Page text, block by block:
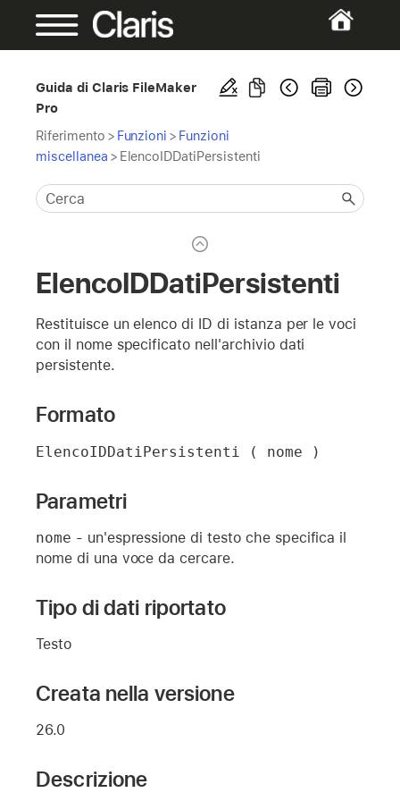
Guida di Claris FileMaker
Pro
Riferimento > Funzioni > Funzioni
miscellanea > ElencoIDDatiPersistenti
ElencoIDDatiPersistenti
Restituisce un elenco di ID di istanza per le voci
con il nome specificato nell'archivio dati
persistente.
Formato
ElencoIDDatiPersistenti ( nome )
Parametri
nome - un'espressione di testo che specifica il
nome di una voce da cercare.
Tipo di dati riportato
Testo
Creata nella versione
26.0
Descrizione